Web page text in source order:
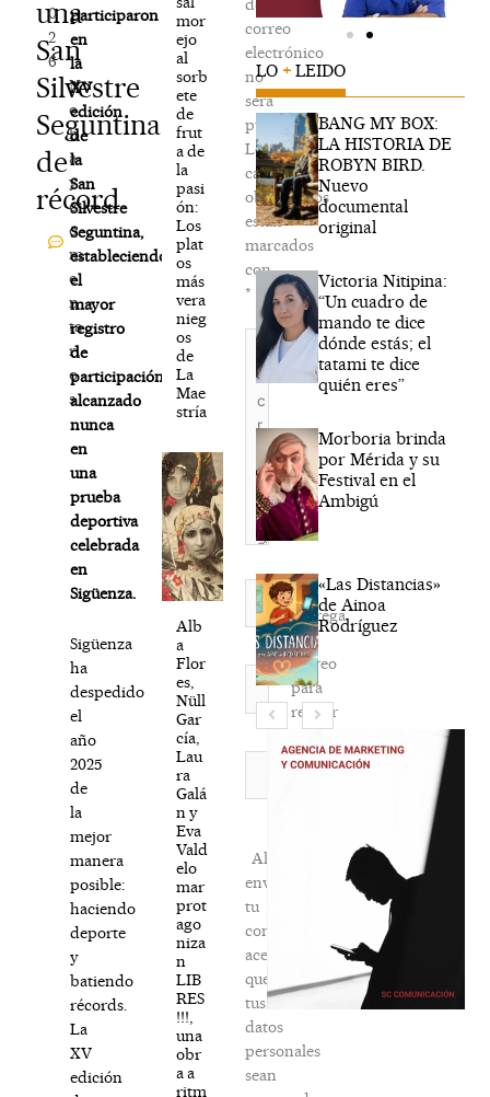
una
San
Silvestre
Seguntina
de
récord
0
2
6
N
o
h
a
y
c
o
m
e
n
ta
ri
o
s
participaron
en
la
XV
edición
de
la
San
Silvestre
Seguntina,
estableciendo
el
mayor
registro
de
participación
alcanzado
nunca
en
una
prueba
deportiva
celebrada
en
Sigüenza.
Sigüenza
ha
despedido
el
año
2025
de
la
mejor
manera
posible:
haciendo
deporte
y
batiendo
récords.
La
XV
edición
mor
ejo
al
sorb
ete
de
frut
a de
la
pasi
ón:
Los
plat
os
más
vera
nieg
os
de
La
Mae
stría
Alb
a
Flor
es,
Nüll
Gar
cía,
Lau
ra
Galá
n y
Eva
Vald
elo
mar
prot
ago
niza
n
LIB
RES
!!!,
una
obr
a a
ritm
de
correo
electrónico
no
será
publicada.
Los
campos
obligatorios
están
marcados
con
*
Escribe
aquí...
Nombre*
Correo
electrónico*
Agréga
mi
correo
para
recibir
la
newsletter
Al
enviar
tu
comentario,
aceptas
que
tus
datos
personales
sean
LO + LEIDO
BANG MY BOX:
LA HISTORIA DE
ROBYN BIRD.
Nuevo
documental
original
Victoria Nitipina:
“Un cuadro de
mando te dice
dónde estás; el
tatami te dice
quién eres”
Morboria brinda
por Mérida y su
Festival en el
Ambigú
«Las Distancias»
de Ainoa
Rodríguez